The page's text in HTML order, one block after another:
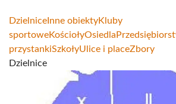
Dzielnice Inne obiektyKluby
sportoweKościołyOsiedla
przystankiSzkołyUlice i placeZbory
Dzielnice